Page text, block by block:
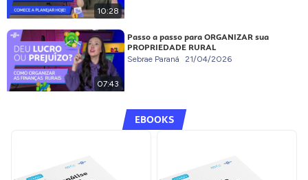
10:28
07:43
Passo a passo para ORGANIZAR sua
PROPRIEDADE RURAL
Sebrae Paraná 21/04/2026
EBOOKS